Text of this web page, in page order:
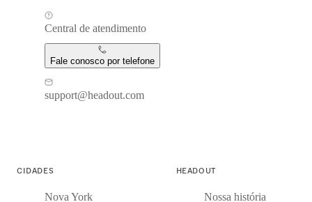
Central de atendimento
Fale conosco por telefone
support@headout.com
CIDADES
Nova York
HEADOUT
Nossa história